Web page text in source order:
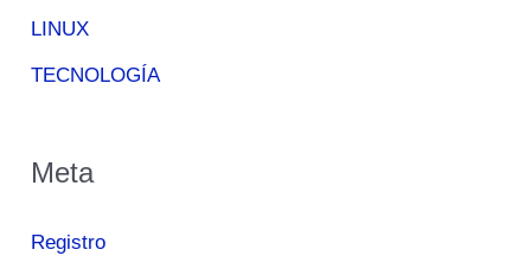
LINUX
TECNOLOGÍA
Meta
Registro